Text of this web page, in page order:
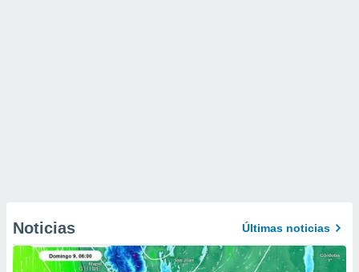
Noticias Últimas noticias